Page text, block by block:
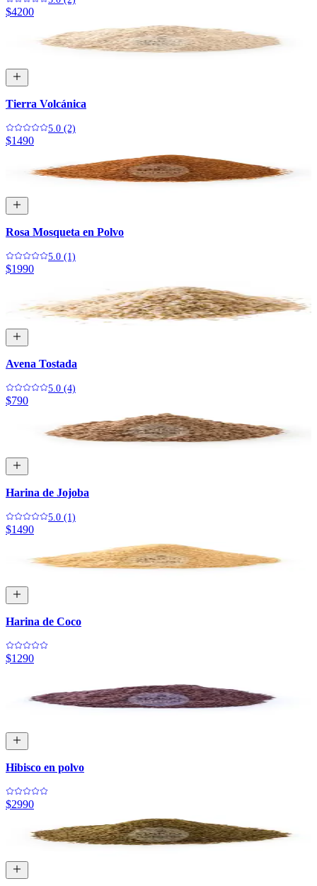
$4200
Tierra Volcánica
5.0 (2)
$1490
Rosa Mosqueta en Polvo
5.0 (1)
$1990
Avena Tostada
5.0 (4)
$790
Harina de Jojoba
5.0 (1)
$1490
Harina de Coco
$1290
Hibisco en polvo
$2990